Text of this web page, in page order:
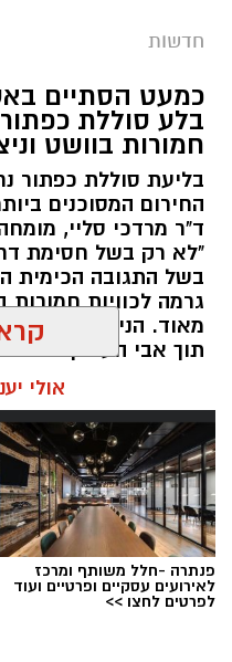
הסמים המסוכנים,
פעילויות ממוקדות,
החשודים כסמים
נוספים.
בפעילות בלשי תחנת
ע"פ צו בימ"ש, אותרו
חשדם של השוטרים.
חשודים
הרכב
טלפונים ניידים וכלי
לחקירה, ובית המשפט
החשודים עד לתאריך 6.8.26.
בפעילות נוספת של
ובמסגרת מעקב סמוי
חדשות
כמעט הסתיים
בלע סוללת כפתור
חמורות בוושט
בליעת סוללת כפתור
החירום המסוכנים
ד"ר מרדכי סליי,
"לא רק בשל חסימת
בשל התגובה הכימית
גרמה לכוויות
מאוד. הניתוח הציל
תוך אבי העורקים״
אולי
פנתרה -חלל משותף ומרכז
לאירועים עסקיים ופרטיים ועוד
לפרטים לחצו >>